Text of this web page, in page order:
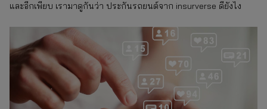
และอีกเพียบ เรามาดูกันว่า ประกันรถยนต์จาก insurverse ดียังไง